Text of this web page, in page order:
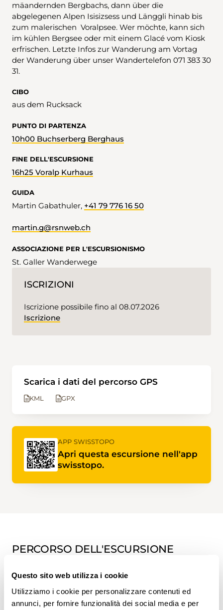
Questo sito web utilizza i cookie
Utilizziamo i cookie per personalizzare contenuti ed
annunci, per fornire funzionalità dei social media e per
mäandernden Bergbachs, dann über die
abgelegenen Alpen Isisizsess und Länggli hinab bis
zum malerischen Voralpsee. Wer möchte, kann sich
im kühlen Bergsee oder mit einem Glacé vom Kiosk
erfrischen. Letzte Infos zur Wanderung am Vortag
der Wanderung über unser Wandertelefon 071 383 30
31.
CIBO
aus dem Rucksack
PUNTO DI PARTENZA
10h00 Buchserberg Berghaus
FINE DELL'ESCURSIONE
16h25 Voralp Kurhaus
GUIDA
Martin Gabathuler, +41 79 776 16 50
martin.g@rsnweb.ch
ASSOCIAZIONE PER L'ESCURSIONISMO
St. Galler Wanderwege
ISCRIZIONI
Iscrizione possibile fino al 08.07.2026
Iscrizione
Scarica i dati del percorso GPS
KML GPX
APP SWISSTOPO
Apri questa escursione nell'app
swisstopo.
PERCORSO DELL'ESCURSIONE